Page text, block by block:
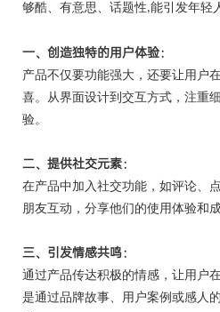
够酷、有意思、话题性,能引发年轻
一、 创造独特的用户体验：
产品不仅要功能强大，还要让用户
喜。从界面设计到交互方式，注重
验。
二、 提供社交元素：
在产品中加入社交功能，如评论、
朋友互动，分享他们的使用体验和
三、 引发情感共鸣：
通过产品传达积极的情感，让用户
是通过品牌故事、用户案例或感人